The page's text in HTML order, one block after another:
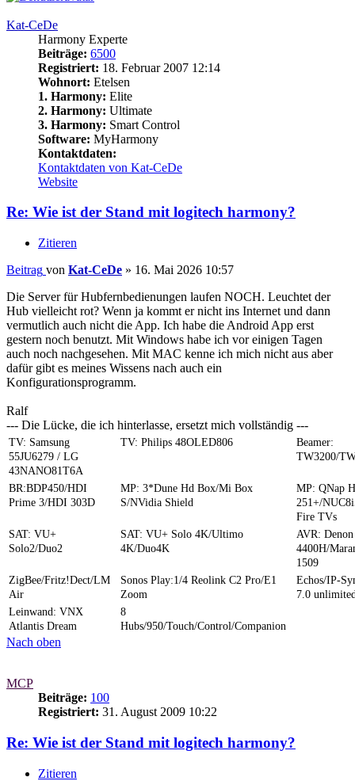
Kat-CeDe
Harmony Experte
Beiträge: 6500
Registriert: 18. Februar 2007 12:14
Wohnort: Etelsen
1. Harmony: Elite
2. Harmony: Ultimate
3. Harmony: Smart Control
Software: MyHarmony
Kontaktdaten:
Kontaktdaten von Kat-CeDe
Website
Re: Wie ist der Stand mit logitech harmony?
Zitieren
Beitrag von Kat-CeDe » 16. Mai 2026 10:57
Die Server für Hubfernbedienungen laufen NOCH. Leuchtet der
Hub vielleicht rot? Wenn ja kommt er nicht ins Internet und dann
vermutlich auch nicht die App. Ich habe die Android App erst
gestern noch benutzt. Mit Windows habe ich vor einigen Tagen
auch noch nachgesehen. Mit MAC kenne ich mich nicht aus aber
dafür gibt es meines Wissens nach auch ein
Konfigurationsprogramm.
Ralf
--- Die Lücke, die ich hinterlasse, ersetzt mich vollständig ---
TV: Samsung
55JU6279 / LG
43NANO81T6A
TV: Philips 48OLED806
Beamer:
TW3200/
BR:BDP450/HDI
Prime 3/HDI 303D
MP: 3*Dune Hd Box/Mi Box
S/NVidia Shield
MP: QNap
251+/
Fire TVs
SAT: VU+
Solo2/Duo2
SAT: VU+ Solo 4K/Ultimo
4K/Duo4K
AVR: Denon
4400H/
1509
ZigBee/Fritz!Dect/LM
Air
Sonos Play:1/4 Reolink C2 Pro/E1
Zoom
Echos/IP-
7.0
Leinwand: VNX
Atlantis Dream
8
Hubs/950/Touch/Control/Companion
Nach oben
MCP
Beiträge: 100
Registriert: 31. August 2009 10:22
Re: Wie ist der Stand mit logitech harmony?
Zitieren